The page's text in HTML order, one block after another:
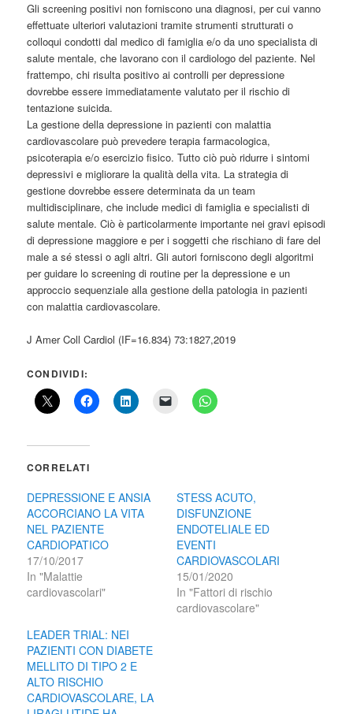
Gli screening positivi non forniscono una diagnosi, per cui vanno
effettuate ulteriori valutazioni tramite strumenti strutturati o
colloqui condotti dal medico di famiglia e/o da uno specialista di
salute mentale, che lavorano con il cardiologo del paziente. Nel
frattempo, chi risulta positivo ai controlli per depressione
dovrebbe essere immediatamente valutato per il rischio di
tentazione suicida.
La gestione della depressione in pazienti con malattia
cardiovascolare può prevedere terapia farmacologica,
psicoterapia e/o esercizio fisico. Tutto ciò può ridurre i sintomi
depressivi e migliorare la qualità della vita. La strategia di
gestione dovrebbe essere determinata da un team
multidisciplinare, che include medici di famiglia e specialisti di
salute mentale. Ciò è particolarmente importante nei gravi episodi
di depressione maggiore e per i soggetti che rischiano di fare del
male a sé stessi o agli altri. Gli autori forniscono degli algoritmi
per guidare lo screening di routine per la depressione e un
approccio sequenziale alla gestione della patologia in pazienti
con malattia cardiovascolare.
J Amer Coll Cardiol (IF=16.834) 73:1827,2019
CONDIVIDI:
CORRELATI
DEPRESSIONE E ANSIA
ACCORCIANO LA VITA
NEL PAZIENTE
CARDIOPATICO
17/10/2017
In "Malattie
cardiovascolari"
STESS ACUTO,
DISFUNZIONE
ENDOTELIALE ED
EVENTI
CARDIOVASCOLARI
15/01/2020
In "Fattori di rischio
cardiovascolare"
LEADER TRIAL: NEI
PAZIENTI CON DIABETE
MELLITO DI TIPO 2 E
ALTO RISCHIO
CARDIOVASCOLARE, LA